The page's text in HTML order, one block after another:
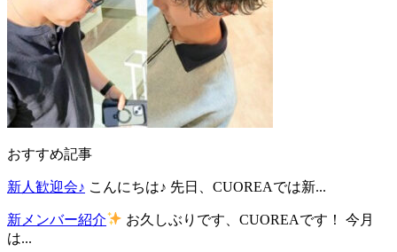
おすすめ記事
新人歓迎会♪ こんにちは♪ 先日、CUOREAでは新...
新メンバー紹介
お久しぶりです、CUOREAです！ 今月
は...